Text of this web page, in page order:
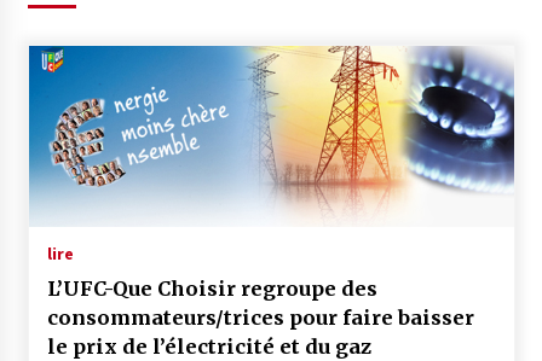
lire
L’UFC-Que Choisir regroupe des
consommateurs/trices pour faire baisser
le prix de l’électricité et du gaz